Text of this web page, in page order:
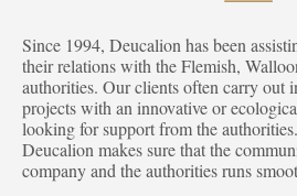
Since 1994, Deucalion has been
their relations with the Flemish,
authorities. Our clients often carry out
projects with an innovative or
looking for support from the
Deucalion makes sure that the
company and the authorities runs